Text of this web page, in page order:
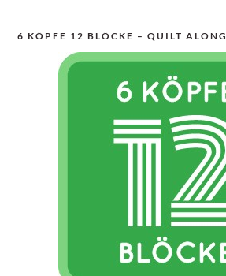
6 KÖPFE 12 BLÖCKE – QUILT ALONG